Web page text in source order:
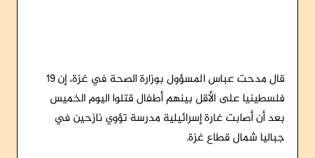
قال مدحت عباس المسؤول بوزارة الصحة في غزة، إن 19
فلسطينيا على الأقل بينهم أطفال قتلوا اليوم الخميس
بعد أن أصابت غارة إسرائيلية مدرسة تؤوي نازحين في
جباليا شمال قطاع غزة.